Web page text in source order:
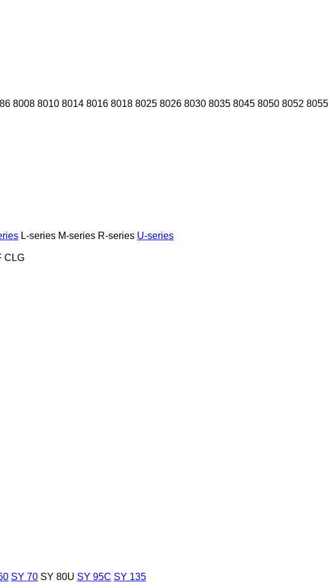
86 8008 8010 8014 8016 8018 8025 8026 8030 8035 8045 8050 8052 8055
L-series M-series R-series U-series
CLG
SY 70 SY 80U SY 95C SY 135